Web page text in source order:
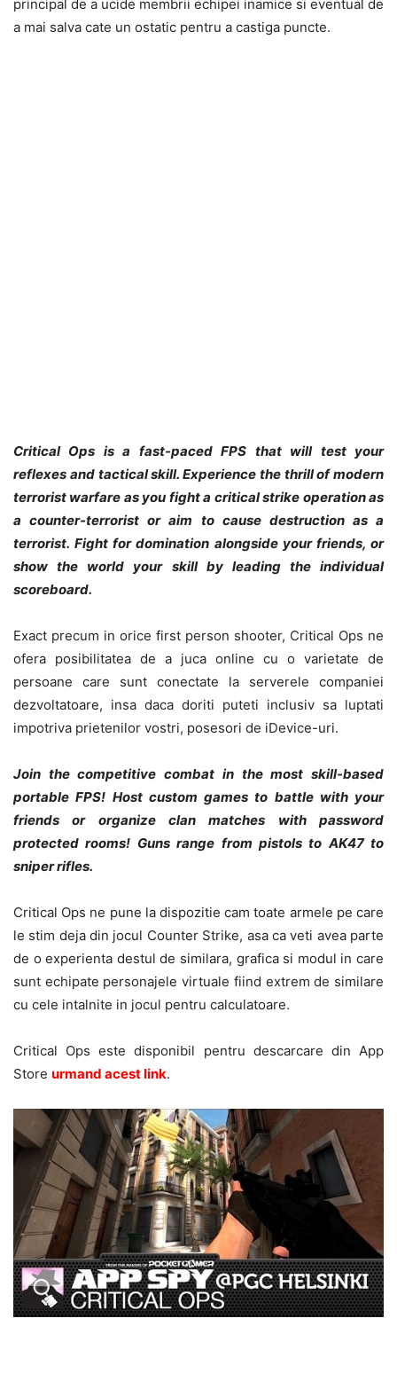
principal de a ucide membrii echipei inamice si eventual de
a mai salva cate un ostatic pentru a castiga puncte.
Critical Ops is a fast-paced FPS that will test your
reflexes and tactical skill. Experience the thrill of modern
terrorist warfare as you fight a critical strike operation as
a counter-terrorist or aim to cause destruction as a
terrorist. Fight for domination alongside your friends, or
show the world your skill by leading the individual
scoreboard.
Exact precum in orice first person shooter, Critical Ops ne
ofera posibilitatea de a juca online cu o varietate de
persoane care sunt conectate la serverele companiei
dezvoltatoare, insa daca doriti puteti inclusiv sa luptati
impotriva prietenilor vostri, posesori de iDevice-uri.
Join the competitive combat in the most skill-based
portable FPS! Host custom games to battle with your
friends or organize clan matches with password
protected rooms! Guns range from pistols to AK47 to
sniper rifles.
Critical Ops ne pune la dispozitie cam toate armele pe care
le stim deja din jocul Counter Strike, asa ca veti avea parte
de o experienta destul de similara, grafica si modul in care
sunt echipate personajele virtuale fiind extrem de similare
cu cele intalnite in jocul pentru calculatoare.
Critical Ops este disponibil pentru descarcare din App
Store urmand acest link.